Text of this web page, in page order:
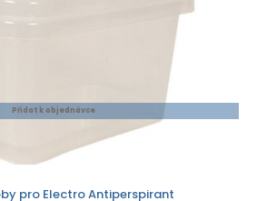
Přidat k objednávce
pro Electro Antiperspirant